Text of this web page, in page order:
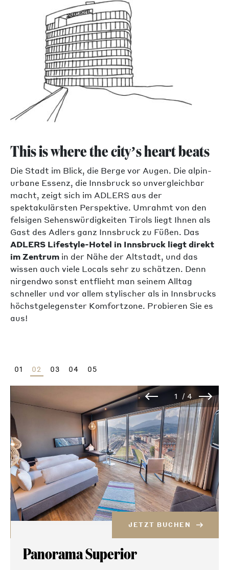
This is where the city’s heart beats
Die Stadt im Blick, die Berge vor Augen. Die alpin-
urbane Essenz, die Innsbruck so unvergleichbar
macht, zeigt sich im ADLERS aus der
spektakulärsten Perspektive. Umrahmt von den
felsigen Sehenswürdigkeiten Tirols liegt Ihnen als
Gast des Adlers ganz Innsbruck zu Füßen. Das
ADLERS Lifestyle-Hotel in Innsbruck liegt direkt
im Zentrum in der Nähe der Altstadt, und das
wissen auch viele Locals sehr zu schätzen. Denn
nirgendwo sonst entflieht man seinem Alltag
schneller und vor allem stylischer als in Innsbrucks
höchstgelegenster Komfortzone. Probieren Sie es
aus!
JETZT BUCHEN
Panorama Superior